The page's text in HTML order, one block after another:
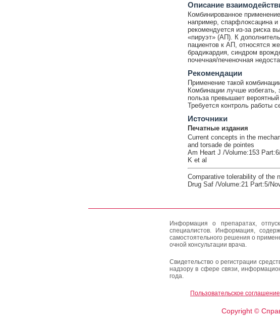
Описание
Комбинированное
например, спарфлоксацина
рекомендуется из-за риска
«пируэт» (АП). К
пациентов к АП, относятся
брадикардия, синдром
почечная/печеночная
Рекомендации
Применение такой
Комбинации лучше
польза превышает вероятный
Требуется контроль работы
Источники
Печатные издания
Current concepts in the
and torsade de pointes
Am Heart J /Volume:153
K et al
Comparative tolerability of the
Drug Saf /Volume:21 Part:5/
Информация о препаратах,
специалистов. Информация,
самостоятельного решения о
очной консультации врача.
Свидетельство о регистрации
надзору в сфере связи,
года.
Пользовательское соглашение
Copyright ©